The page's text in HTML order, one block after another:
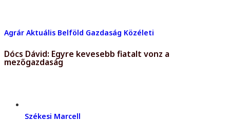
Agrár Aktuális Belföld Gazdaság Közéleti
Dócs Dávid: Egyre kevesebb fiatalt vonz a
mezőgazdaság
Székesi Marcell